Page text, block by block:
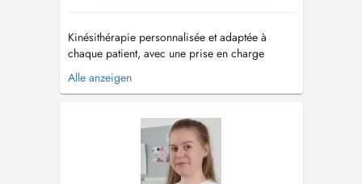
Kinésithérapie personnalisée et adaptée à
chaque patient, avec une prise en charge
complète pour soulager la douleur, améliorer
la mobilité et favoriser la récupération.
orthopédie/traumatologie - rhumatologie -
kinésithérapie sportive - rééducation posturale
Alle anzeigen